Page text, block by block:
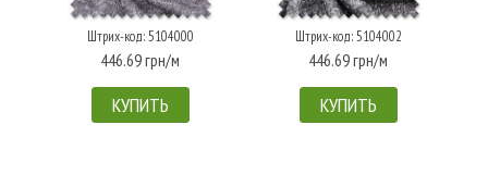
Штрих-код: 5104000
446.69 грн/м
КУПИТЬ
Штрих-код: 5104002
446.69 грн/м
КУПИТЬ